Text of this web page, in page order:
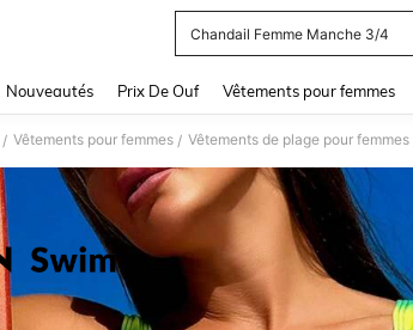
Chandail Femme Manche 3/4
Nouveautés Prix De Ouf Vêtements pour femmes
/ Vêtements pour femmes / Vêtements de plage pour femmes